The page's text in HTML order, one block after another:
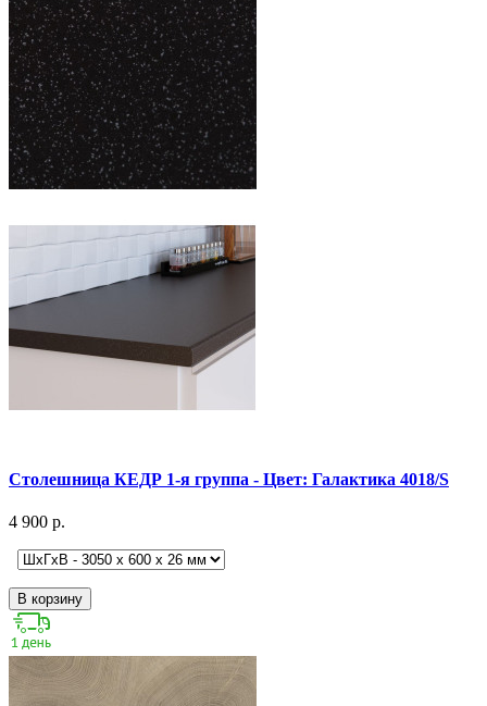
Столешница КЕДР 1-я группа - Цвет: Галактика 4018/S
4 900 р.
В корзину